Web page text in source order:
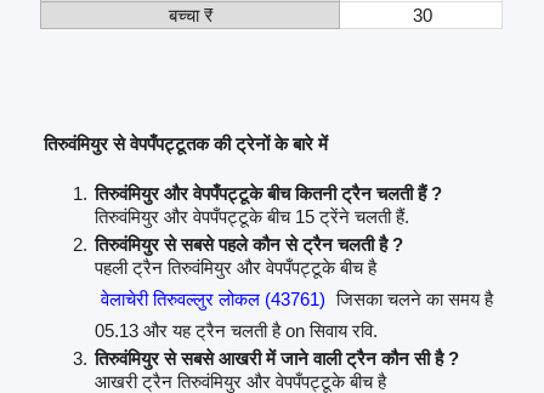
बच्चा ₹
30
तिरुवंमियुर से वेपपँपट्टूतक की ट्रेनों के बारे में
तिरुवंमियुर और वेपपँपट्टूके बीच कितनी ट्रैन चलती हैं ?
तिरुवंमियुर और वेपपँपट्टूके बीच 15 ट्रेंने चलती हैं.
तिरुवंमियुर से सबसे पहले कौन से ट्रैन चलती है ?
पहली ट्रैन तिरुवंमियुर और वेपपँपट्टूके बीच है
वेलाचेरी तिरुवल्लुर लोकल (43761) जिसका चलने का समय है
05.13 और यह ट्रैन चलती है on सिवाय रवि.
तिरुवंमियुर से सबसे आखरी में जाने वाली ट्रैन कौन सी है ?
आखरी ट्रैन तिरुवंमियुर और वेपपँपट्टूके बीच है